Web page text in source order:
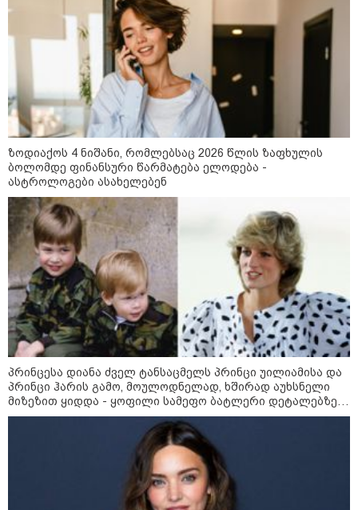
უძველესი სენი და ეპიდემია: აშშ-ში
ერთდროულად კეთრს და ნაწლავურ
ინფექციას ებრძვიან - რა უნდა ვიცოდეთ
და რამდენად სახიფათოა
21:17 / 08-08-2026
აშშ-მა საქართველოში
დაფუძნებული კრიპტოკომპანია
დაასანქცირა
18:35 / 08-08-2026
"ბულგარეთის საჰაერო
სივრცეში დრონი აფეთქდა" -
ბულგარეთის პრემიერ-მინისტრი
17:13 / 08-08-2026
"დასავლეთმა საქართველო
ჩვენ წინააღმდეგ
გეოპოლიტიკური ბრძოლის
უგუნურ იარაღად გამოიყენა" -
დიმიტრი მედვედევი
23:40 / 07-08-2026
იტალიამ ყველა ქალაქში
განგაშის წითელი დონე
გამოაცხადა
ზოდიაქოს 4 ნიშანი, რომლებსაც 2026 წლის ზაფხულის
ბოლომდე ფინანსური წარმატება ელოდება -
ასტროლოგები ასახელებენ
პრინცესა დიანა ძველ ტანსაცმელს პრინცი უილიამისა და
პრინცი ჰარის გამო, მოულოდნელად, ხშირად აუხსნელი
მიზეზით ყიდდა - ყოფილი სამეფო ბატლერი დეტალებზე
საკუთარ წიგნში საუბრობს